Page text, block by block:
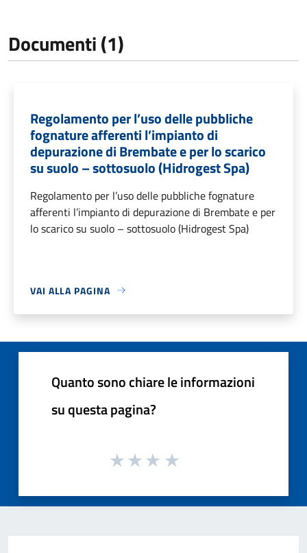
Documenti (1)
Regolamento per l’uso delle pubbliche
fognature afferenti l’impianto di
depurazione di Brembate e per lo scarico
su suolo – sottosuolo (Hidrogest Spa)
Regolamento per l’uso delle pubbliche fognature
afferenti l’impianto di depurazione di Brembate e per
lo scarico su suolo – sottosuolo (Hidrogest Spa)
VAI ALLA PAGINA
Quanto sono chiare le informazioni
su questa pagina?